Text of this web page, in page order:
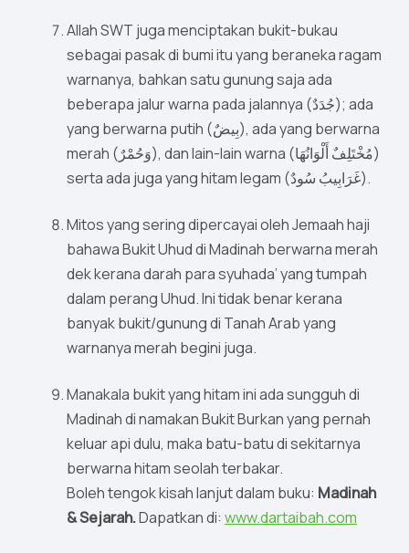
Allah SWT juga menciptakan bukit-bukau
sebagai pasak di bumi itu yang beraneka ragam
warnanya, bahkan satu gunung saja ada
beberapa jalur warna pada jalannya (جُدَدٌ); ada
yang berwarna putih (بِيضٌ), ada yang berwarna
merah (وَحُمْرٌ), dan lain-lain warna (مُخْتَلِفٌ أَلْوَانُهَا)
serta ada juga yang hitam legam (غَرَابِيبُ سُودٌ).
Mitos yang sering dipercayai oleh Jemaah haji
bahawa Bukit Uhud di Madinah berwarna merah
dek kerana darah para syuhada’ yang tumpah
dalam perang Uhud. Ini tidak benar kerana
banyak bukit/gunung di Tanah Arab yang
warnanya merah begini juga.
Manakala bukit yang hitam ini ada sungguh di
Madinah di namakan Bukit Burkan yang pernah
keluar api dulu, maka batu-batu di sekitarnya
berwarna hitam seolah terbakar.
Boleh tengok kisah lanjut dalam buku: Madinah
& Sejarah.Dapatkan di: www.dartaibah.com